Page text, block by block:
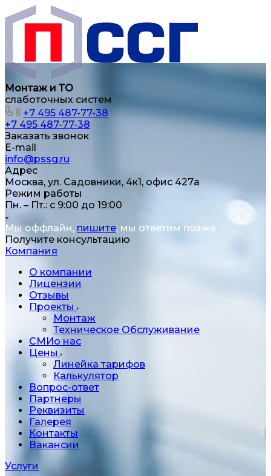
Монтаж и ТО
слаботочных систем
+7 495 487-77-38
+7 495 487-77-38
Заказать звонок
E-mail
info@pssg.ru
Адрес
Москва, ул. Садовники, 4к1, офис 427а
Режим работы
Пн. – Пт.: с 9:00 до 19:00
Мы оффлайн, пишите, мы ответим позже
Получите консультацию
Компания
О компании
Лицензии
Отзывы
Проекты
Монтаж
Техническое Обслуживание
СМИо нас
Цены
Линейка тарифов
Калькулятор
Вопрос-ответ
Партнеры
Реквизиты
Галерея
Контакты
Вакансии
Услуги